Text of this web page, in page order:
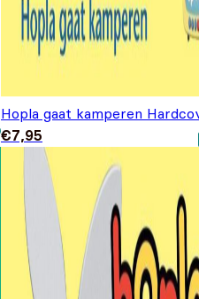
Hopla gaat kamperen
€7,95